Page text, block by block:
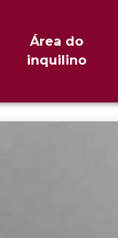
Área do
inquilino